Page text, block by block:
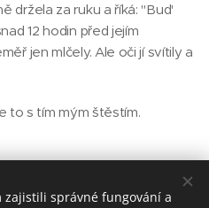
držela za ruku a říká: "Bud'
12 hodin před jejím
jen mlčely. Ale oči jí svítily a
to s tím mým štěstím.
zajistili správné fungování a